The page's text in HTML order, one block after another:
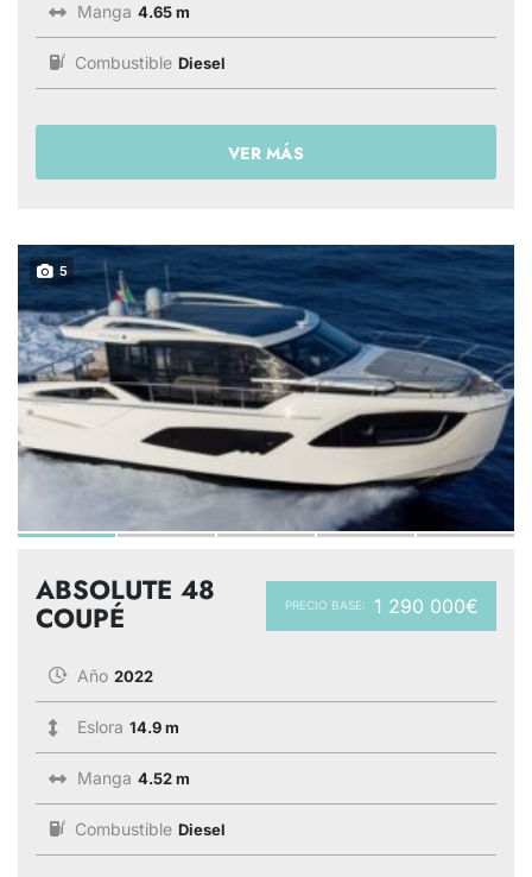
Manga 4.65 m
Combustible Diesel
VER MÁS
5
PRECIO BASE: 1 290 000€
ABSOLUTE 48
COUPÉ
Año 2022
Eslora 14.9 m
Manga 4.52 m
Combustible Diesel